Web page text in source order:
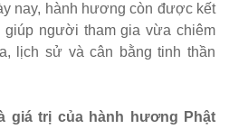
nay, hành hương còn được kết
người tham gia vừa chiêm
lịch sử và cân bằng tinh thần
giá trị của hành hương Phật